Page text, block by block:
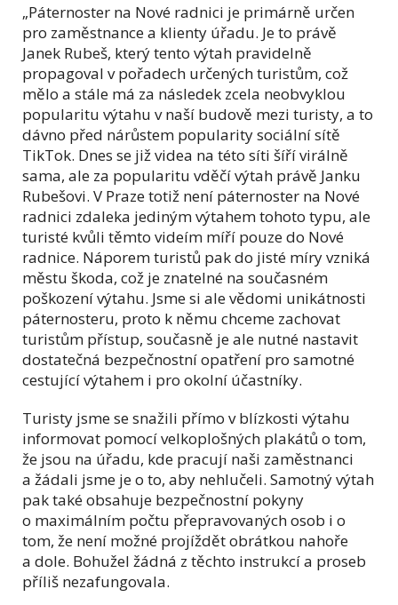
„Páternoster na Nové radnici je primárně určen
pro zaměstnance a klienty úřadu. Je to právě
Janek Rubeš, který tento výtah pravidelně
propagoval v pořadech určených turistům, což
mělo a stále má za následek zcela neobvyklou
popularitu výtahu v naší budově mezi turisty, a to
dávno před nárůstem popularity sociální sítě
TikTok. Dnes se již videa na této síti šíří virálně
sama, ale za popularitu vděčí výtah právě Janku
Rubešovi. V Praze totiž není páternoster na Nové
radnici zdaleka jediným výtahem tohoto typu, ale
turisté kvůli těmto videím míří pouze do Nové
radnice. Náporem turistů pak do jisté míry vzniká
městu škoda, což je znatelné na současném
poškození výtahu. Jsme si ale vědomi unikátnosti
páternosteru, proto k němu chceme zachovat
turistům přístup, současně je ale nutné nastavit
dostatečná bezpečnostní opatření pro samotné
cestující výtahem i pro okolní účastníky.
Turisty jsme se snažili přímo v blízkosti výtahu
informovat pomocí velkoplošných plakátů o tom,
že jsou na úřadu, kde pracují naši zaměstnanci
a žádali jsme je o to, aby nehlučeli. Samotný výtah
pak také obsahuje bezpečnostní pokyny
o maximálním počtu přepravovaných osob i o
tom, že není možné projíždět obrátkou nahoře
a dole. Bohužel žádná z těchto instrukcí a proseb
příliš nezafungovala.